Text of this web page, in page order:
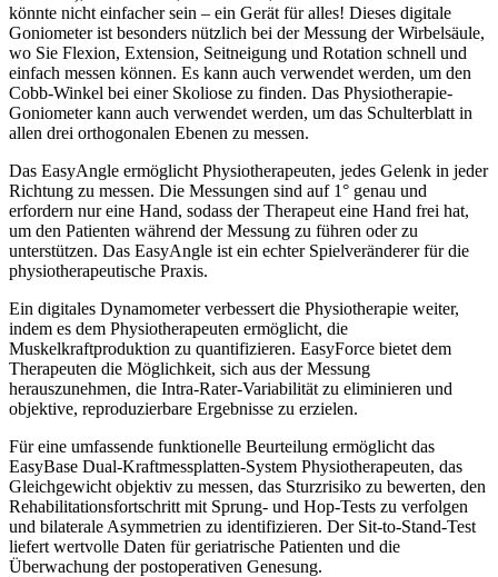
könnte nicht einfacher sein – ein Gerät für alles! Dieses digitale
Goniometer ist besonders nützlich bei der Messung der Wirbelsäule,
wo Sie Flexion, Extension, Seitneigung und Rotation schnell und
einfach messen können. Es kann auch verwendet werden, um den
Cobb-Winkel bei einer Skoliose zu finden. Das Physiotherapie-
Goniometer kann auch verwendet werden, um das Schulterblatt in
allen drei orthogonalen Ebenen zu messen.
Das EasyAngle ermöglicht Physiotherapeuten, jedes Gelenk in jeder
Richtung zu messen. Die Messungen sind auf 1° genau und
erfordern nur eine Hand, sodass der Therapeut eine Hand frei hat,
um den Patienten während der Messung zu führen oder zu
unterstützen. Das EasyAngle ist ein echter Spielveränderer für die
physiotherapeutische Praxis.
Ein digitales Dynamometer verbessert die Physiotherapie weiter,
indem es dem Physiotherapeuten ermöglicht, die
Muskelkraftproduktion zu quantifizieren. EasyForce bietet dem
Therapeuten die Möglichkeit, sich aus der Messung
herauszunehmen, die Intra-Rater-Variabilität zu eliminieren und
objektive, reproduzierbare Ergebnisse zu erzielen.
Für eine umfassende funktionelle Beurteilung ermöglicht das
EasyBase Dual-Kraftmessplatten-System Physiotherapeuten, das
Gleichgewicht objektiv zu messen, das Sturzrisiko zu bewerten, den
Rehabilitationsfortschritt mit Sprung- und Hop-Tests zu verfolgen
und bilaterale Asymmetrien zu identifizieren. Der Sit-to-Stand-Test
liefert wertvolle Daten für geriatrische Patienten und die
Überwachung der postoperativen Genesung.